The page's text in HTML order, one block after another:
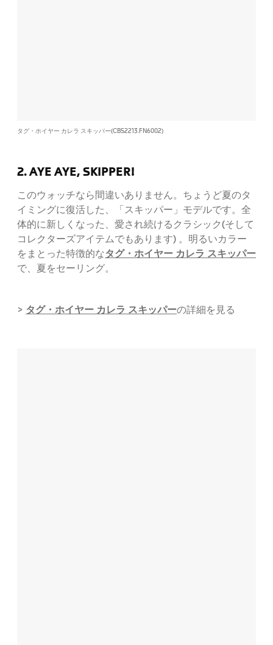
タグ・ホイヤー カレラ スキッパー(CBS2213.FN6002)
2. AYE AYE, SKIPPER!
このウォッチなら間違いありません。ちょうど夏のタ
イミングに復活した、「スキッパー」モデルです。全
体的に新しくなった、愛され続けるクラシック(そして
コレクターズアイテムでもあります) 。明るいカラー
をまとった特徴的なタグ・ホイヤー カレラ スキッパー
で、夏をセーリング。
> タグ・ホイヤー カレラ スキッパーの詳細を見る